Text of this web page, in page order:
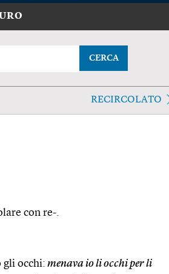
CERCA
RECIRCOLATO
con re-.
gli occhi: menava io li occhi per li